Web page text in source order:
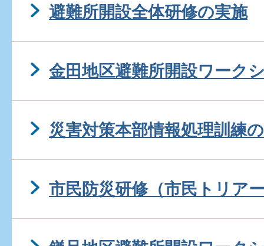
避難所開設全体研修の実施
金田地区避難所開設ワーク
災害対策本部情報処理訓練
市民防災研修（市民トリア